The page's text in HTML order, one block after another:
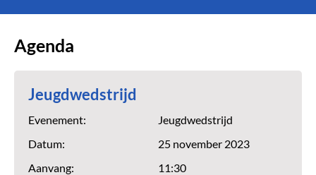
Agenda
Jeugdwedstrijd
Evenement:
Jeugdwedstrijd
Datum:
25 november 2023
Aanvang:
11:30